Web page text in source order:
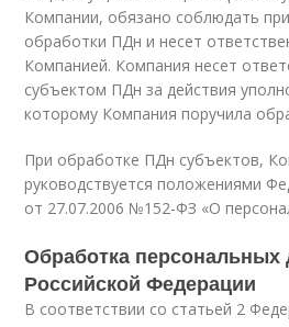
Компании, обязано соблюдать
обработки ПДн и несет
Компанией. Компания несет
субъектом ПДн за действия
которому Компания поручила
При обработке ПДн субъектов,
руководствуется положениями
от 27.07.2006 №152-ФЗ «О
Обработка персональных
Российской Федерации
В соответствии со статьей 2